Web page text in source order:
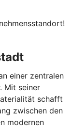
einer zentralen
Mit seiner
schafft
zwischen den
modernen